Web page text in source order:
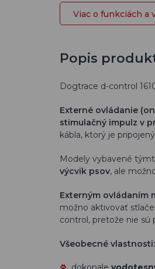
Viac o funkciách a
Popis
Dogtrace d-control
Externé ovládanie
stimulačný impulz v
kábla, ktorý je
Modely vybavené
výcvik psov, ale
Externým ovládaním
možno aktivovať
control, pretože nie sú
Všeobecné vlastnosti: